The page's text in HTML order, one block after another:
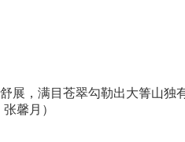
满目苍翠勾勒出大箐山独
馨月）